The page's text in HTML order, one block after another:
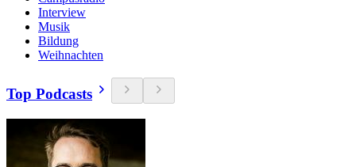
Interview
Musik
Bildung
Weihnachten
Top Podcasts